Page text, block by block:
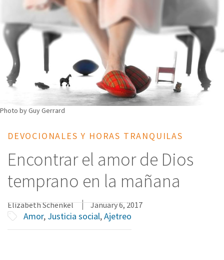
Photo by Guy Gerrard
DEVOCIONALES Y HORAS TRANQUILAS
Encontrar el amor de Dios
temprano en la mañana
Elizabeth Schenkel January 6, 2017
Amor, Justicia social,Ajetreo